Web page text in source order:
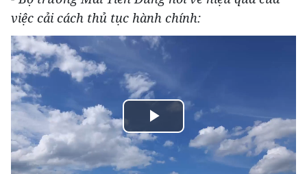
việc cải cách thủ tục hành chính:
Play
Video